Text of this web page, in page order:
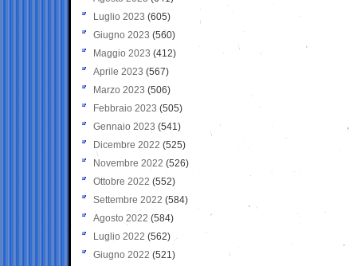
Luglio 2023 (605)
Giugno 2023 (560)
Maggio 2023 (412)
Aprile 2023 (567)
Marzo 2023 (506)
Febbraio 2023 (505)
Gennaio 2023 (541)
Dicembre 2022 (525)
Novembre 2022 (526)
Ottobre 2022 (552)
Settembre 2022 (584)
Agosto 2022 (584)
Luglio 2022 (562)
Giugno 2022 (521)